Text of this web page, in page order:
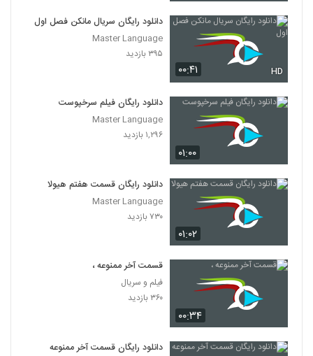
۰۰:۴۱ HD
دانلود رایگان سریال مانکن فصل اول
Master Language
۳۹۵ بازدید
۰۱:۰۰
دانلود رایگان فیلم سرخپوست
Master Language
۱,۲۹۶ بازدید
۰۱:۰۲
دانلود رایگان قسمت هفتم هیولا
Master Language
۷۳۰ بازدید
۰۰:۳۴
قسمت آخر ممنوعه ،
فیلم و سریال
۳۶۰ بازدید
دانلود رایگان قسمت آخر ممنوعه